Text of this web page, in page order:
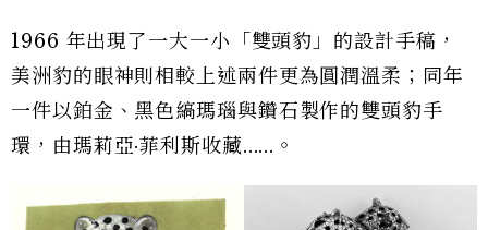
1966 年出現了一大一小「雙頭豹」的設計手稿，
美洲豹的眼神則相較上述兩件更為圓潤溫柔；同年
一件以鉑金、黑色縞瑪瑙與鑽石製作的雙頭豹手
環，由瑪莉亞·菲利斯收藏......。